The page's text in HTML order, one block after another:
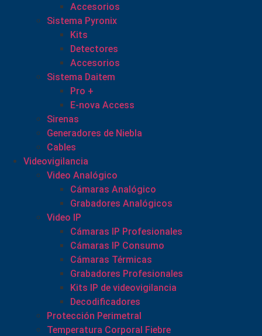
Accesorios
Sistema Pyronix
Kits
Detectores
Accesorios
Sistema Daitem
Pro +
E-nova Access
Sirenas
Generadores de Niebla
Cables
Videovigilancia
Video Analógico
Cámaras Analógico
Grabadores Analógicos
Video IP
Cámaras IP Profesionales
Cámaras IP Consumo
Cámaras Térmicas
Grabadores Profesionales
Kits IP de videovigilancia
Decodificadores
Protección Perimetral
Temperatura Corporal Fiebre